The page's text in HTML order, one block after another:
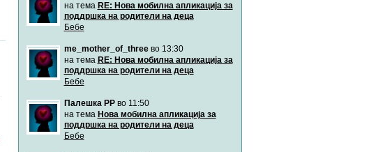
на тема RE: Нова мобилна апликација за
поддршка на родители на деца
Бебе
me_mother_of_threeво 13:30
на тема RE: Нова мобилна апликација за
поддршка на родители на деца
Бебе
Палешка РРво 11:50
на тема Нова мобилна апликација за
поддршка на родители на деца
Бебе